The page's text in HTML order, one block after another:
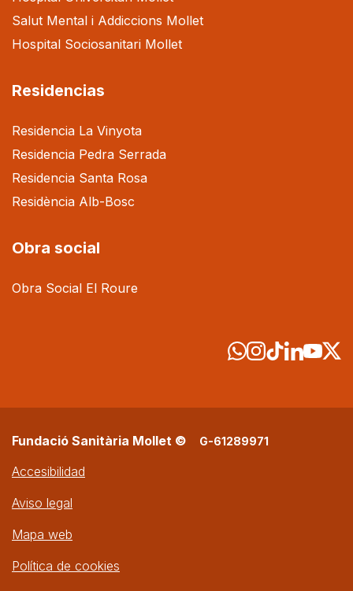
Salut Mental i Addiccions Mollet
Hospital Sociosanitari Mollet
Residencias
Residencia La Vinyota
Residencia Pedra Serrada
Residencia Santa Rosa
Residència Alb-Bosc
Obra social
Obra Social El Roure
Fundació Sanitària Mollet © G-61289971
Accesibilidad
Aviso legal
Mapa web
Política de cookies